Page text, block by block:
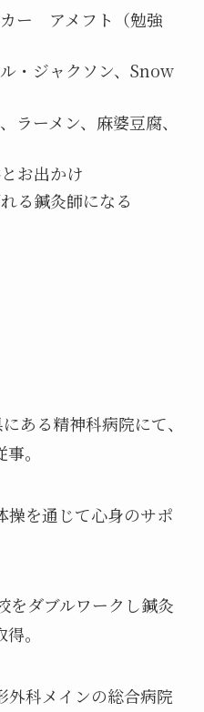
ー アメフト（勉強
・ジャクソン、Snow
ーメン、麻婆豆腐、
お出かけ
る鍼灸師になる
ある精神科病院にて、
。
操を通じて心身のサポ
をダブルワークし鍼灸
。
外科メインの総合病院